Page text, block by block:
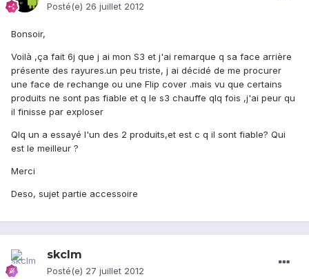
Posté(e) 26 juillet 2012
Bonsoir,
Voilà ,ça fait 6j que j ai mon S3 et j'ai remarque q sa face arrière
présente des rayures.un peu triste, j ai décidé de me procurer
une face de rechange ou une Flip cover .mais vu que certains
produits ne sont pas fiable et q le s3 chauffe qlq fois ,j'ai peur qu
il finisse par exploser
Qlq un a essayé l'un des 2 produits,et est c q il sont fiable? Qui
est le meilleur ?
Merci
Deso, sujet partie accessoire
skclm
Posté(e) 27 juillet 2012